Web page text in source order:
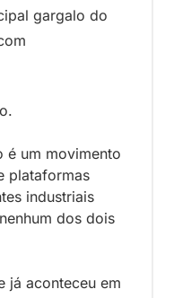
gargalo do
é um movimento
plataformas
industriais
dos dois
já aconteceu em